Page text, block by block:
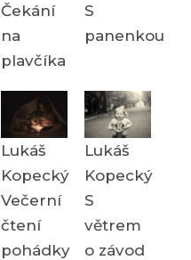
Čekání
na
plavčíka
S
panenkou
Lukáš
Kopecký
Večerní
čtení
pohádky
Lukáš
Kopecký
S
větrem
o závod